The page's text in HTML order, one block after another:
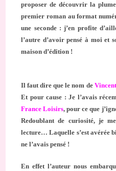
proposer de découvrir la
premier roman au format
une seconde : j’en profite
l’autre d’avoir pensé à moi et
maison d’édition !
Il faut dire que le nom de
Et pour cause : Je l’avais
France Loisirs, pour ce que
Redoublant de curiosité, je
lecture… Laquelle s’est avérée
ne l’avais pensé !
En effet l’auteur nous